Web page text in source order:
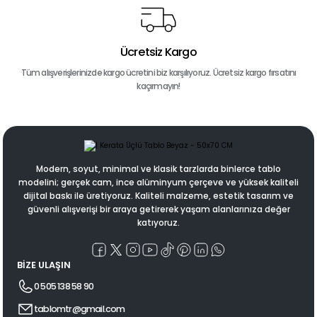
Ücretsiz Kargo
Tüm alışverişlerinizde kargo ücretini biz karşılıyoruz. Ücretsiz kargo fırsatını
kaçırmayın!
Modern, soyut, minimal ve klasik tarzlarda binlerce tablo
modelini; gerçek cam, ince alüminyum çerçeve ve yüksek kaliteli
dijital baskı ile üretiyoruz. Kaliteli malzeme, estetik tasarım ve
güvenli alışverişi bir araya getirerek yaşam alanlarınıza değer
katıyoruz.
BİZE ULAŞIN
0 505 138 58 90
tablomtr@gmail.com